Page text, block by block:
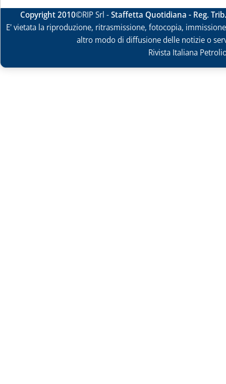
Copyright 2010©RIP Srl -Staffetta Quotidiana - Reg.
E' vietata la riproduzione, ritrasmissione, fotocopia,
altro modo di diffusione delle notizie o
Rivista Italiana